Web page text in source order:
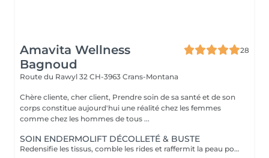
Amavita Wellness
Bagnoud
28
Route du Rawyl 32 CH-3963 Crans-Montana
Chère cliente, cher client, Prendre soin de sa santé et de son
corps constitue aujourd'hui une réalité chez les femmes
comme chez les hommes de tous ...
SOIN ENDERMOLIFT DÉCOLLETÉ & BUSTE
Redensifie les tissus, comble les rides et raffermit la peau pour un décolleté véritablement défroissé.